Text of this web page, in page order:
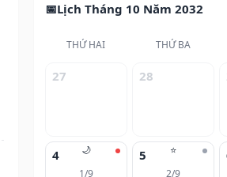
Lịch Tháng 10 Năm 2032
THỨ HAI THỨ BA
27 28
🌙
4
1/9
⭐
5
2/9